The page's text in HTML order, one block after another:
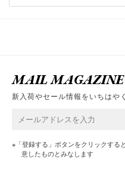
MAIL MAGAZINE
新入荷やセール情報をいちはや
※「登録する」ボタンをクリックすると
意したものとみなします